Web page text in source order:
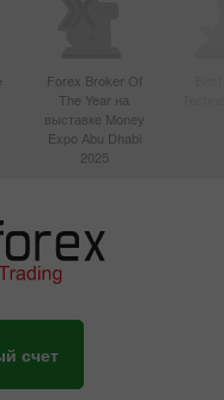
Forex Broker Of
The Year на
выставке Money
Expo Abu Dhabi
2025
счет